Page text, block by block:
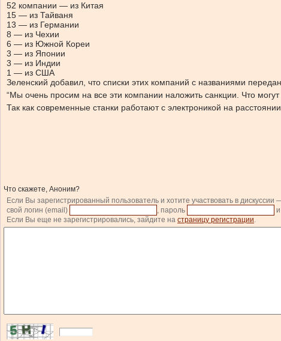
52 компании — из Китая
15 — из Тайваня
13 — из Германии
8 — из Чехии
6 — из Южной Кореи
3 — из Японии
3 — из Индии
1 — из США
Зеленский добавил, что списки этих компаний с названиями
“Мы очень просим на все эти компании наложить санкции. Что
Так как современные станки работают с электроникой на
Что скажете, Аноним?
Если Вы зарегистрированный пользователь и хотите участвовать в дискуссии
свой логин (email)
, пароль
Если Вы еще не зарегистрировались, зайдите на страницу регистрации.